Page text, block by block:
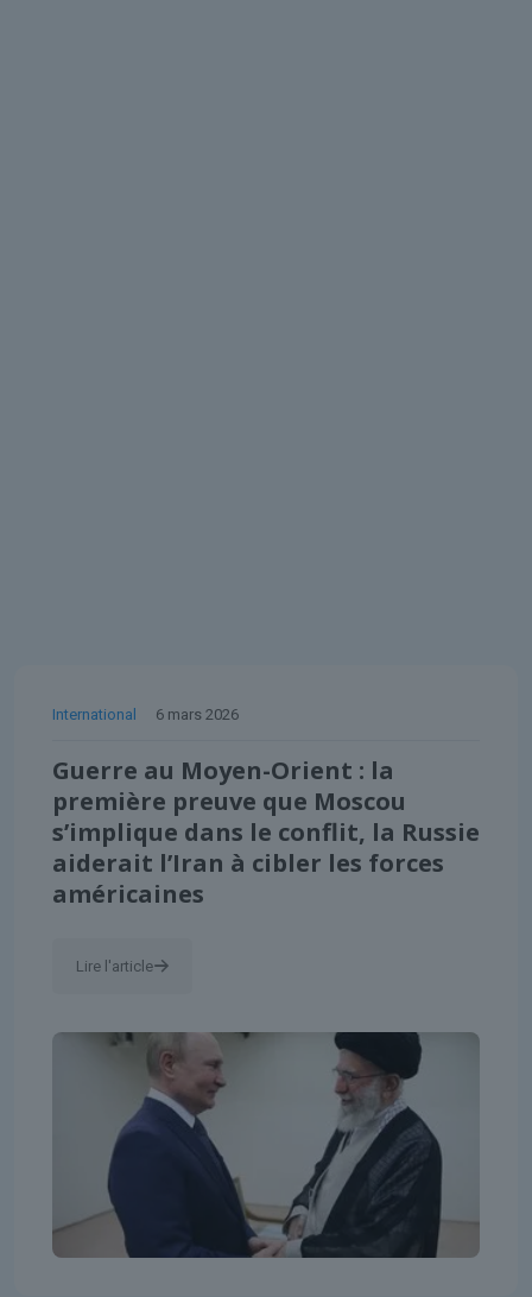
International 6 mars 2026
Guerre au Moyen-Orient : la
première preuve que Moscou
s’implique dans le conflit, la Russie
aiderait l’Iran à cibler les forces
américaines
Lire l'article